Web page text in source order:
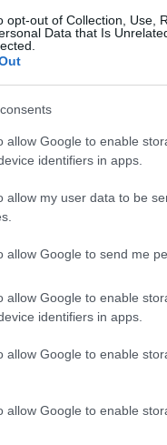
opt-out of Collection, Use,
Data that Is
allow Google to enable
identifiers in apps.
allow my user data to be
allow Google to send me
allow Google to enable
identifiers in apps.
allow Google to enable
allow Google to enable
Prossimo